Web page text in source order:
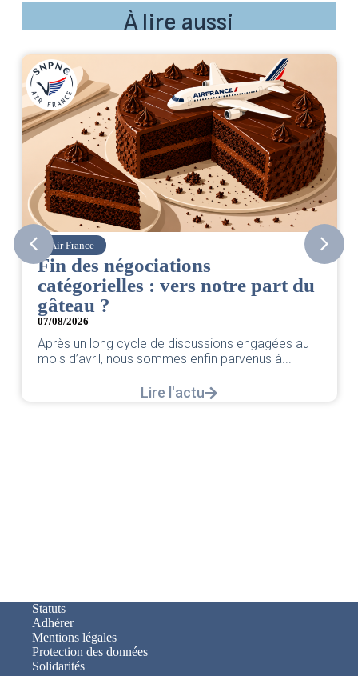
À lire aussi
notre part du
engagées au
enfin parvenus à...
CSE. Juillet 2026
06/08/2026 |ACCÈS RESTREINT
Statuts
Adhérer
Mentions légales
Protection des données
Solidarités